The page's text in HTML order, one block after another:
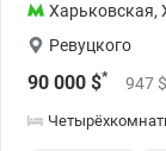
Харьковская,
Ревуцкого
90 000 $* 947 $